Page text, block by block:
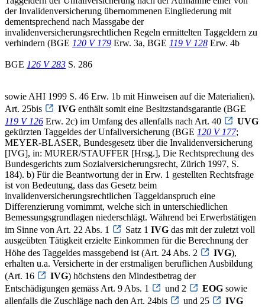
der Invalidenversicherung übernommenen Eingliederung mit
dementsprechend nach Massgabe der
invalidenversicherungsrechtlichen Regeln ermittelten Taggeldern zu
verhindern (BGE 120 V 179 Erw. 3a, BGE 119 V 128 Erw. 4b
BGE 126 V 283 S. 286
sowie AHI 1999 S. 46 Erw. 1b mit Hinweisen auf die Materialien).
Art. 25bis
IVG enthält somit eine Besitzstandsgarantie (BGE
119 V 126 Erw. 2c) im Umfang des allenfalls nach Art. 40
UVG
gekürzten Taggeldes der Unfallversicherung (BGE 120 V 177;
MEYER-BLASER, Bundesgesetz über die Invalidenversicherung
[IVG], in: MURER/STAUFFER [Hrsg.], Die Rechtsprechung des
Bundesgerichts zum Sozialversicherungsrecht, Zürich 1997, S.
184). b) Für die Beantwortung der in Erw. 1 gestellten Rechtsfrage
ist von Bedeutung, dass das Gesetz beim
invalidenversicherungsrechtlichen Taggeldanspruch eine
Differenzierung vornimmt, welche sich in unterschiedlichen
Bemessungsgrundlagen niederschlägt. Während bei Erwerbstätigen
im Sinne von Art. 22 Abs. 1
Satz 1 IVG das mit der zuletzt voll
ausgeübten Tätigkeit erzielte Einkommen für die Berechnung der
Höhe des Taggeldes massgebend ist (Art. 24 Abs. 2
IVG),
erhalten u.a. Versicherte in der erstmaligen beruflichen Ausbildung
(Art. 16
IVG) höchstens den Mindestbetrag der
Entschädigungen gemäss Art. 9 Abs. 1
und 2 EOG sowie
allenfalls die Zuschläge nach den Art. 24bis
und 25
IVG